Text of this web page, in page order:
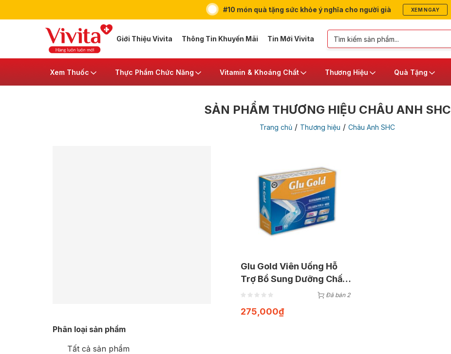
#10 món quà tặng sức khỏe ý nghĩa cho người già XEM NGAY
Giới Thiệu Vivita Thông Tin Khuyến Mãi Tin Mới Vivita
Xem Thuốc Thực Phẩm Chức Năng Vitamin & Khoáng Chất Thương Hiệu Quà Tặng
SẢN PHẨM THƯƠNG HIỆU CHÂU ANH SHC
Trang chủ / Thương hiệu / Châu Anh SHC
Phân loại sản phẩm
Tất cả sản phẩm
Glu Gold Viên Uống Hỗ
Trợ Bổ Sung Dưỡng Chất
Phục Hồi Sụn Khớp (Hộp
Đã bán 2
275,000₫